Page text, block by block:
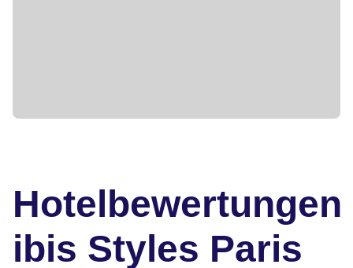
Hotelbewertungen
ibis Styles Paris